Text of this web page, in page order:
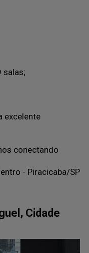
salas;
excelente
conectando
- Piracicaba/SP
Cidade